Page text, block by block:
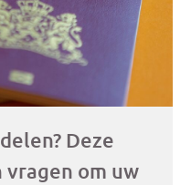
Deze
vragen om uw